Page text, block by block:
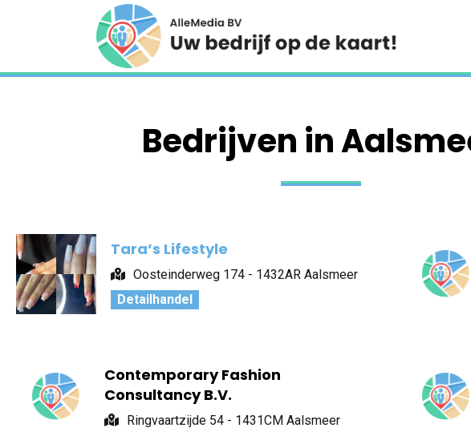
Bedrijven in
Tara’s Lifestyle
Oosteinderweg 174 - 1432AR Aalsmeer
Detailhandel
Contemporary Fashion
Consultancy B.V.
Ringvaartzijde 54 - 1431CM Aalsmeer